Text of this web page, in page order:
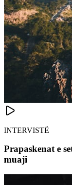
INTERVISTË
Prapaskenat e
muaji